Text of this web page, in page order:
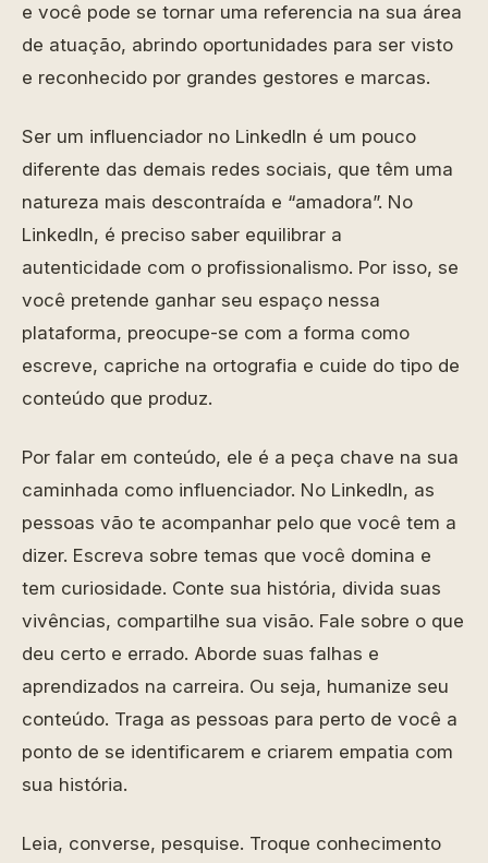
e você pode se tornar uma referencia na sua área
de atuação, abrindo oportunidades para ser visto
e reconhecido por grandes gestores e marcas.
Ser um influenciador no LinkedIn é um pouco
diferente das demais redes sociais, que têm uma
natureza mais descontraída e “amadora”. No
LinkedIn, é preciso saber equilibrar a
autenticidade com o profissionalismo. Por isso, se
você pretende ganhar seu espaço nessa
plataforma, preocupe-se com a forma como
escreve, capriche na ortografia e cuide do tipo de
conteúdo que produz.
Por falar em conteúdo, ele é a peça chave na sua
caminhada como influenciador. No LinkedIn, as
pessoas vão te acompanhar pelo que você tem a
dizer. Escreva sobre temas que você domina e
tem curiosidade. Conte sua história, divida suas
vivências, compartilhe sua visão. Fale sobre o que
deu certo e errado. Aborde suas falhas e
aprendizados na carreira. Ou seja, humanize seu
conteúdo. Traga as pessoas para perto de você a
ponto de se identificarem e criarem empatia com
sua história.
Leia, converse, pesquise. Troque conhecimento